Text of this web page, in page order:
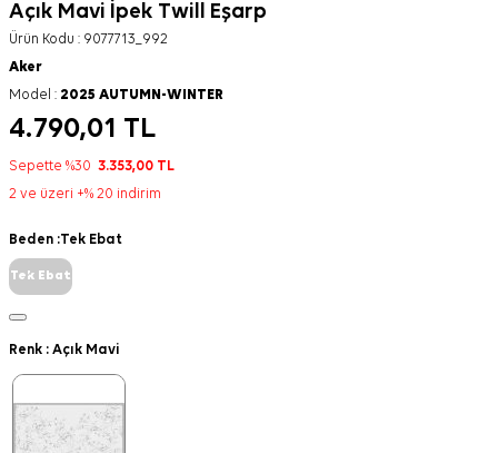
Açık Mavi İpek Twill Eşarp
Ürün Kodu : 9077713_992
Aker
Model : 2025 AUTUMN-WINTER
4.790,01 TL
Sepette %30 3.353,00 TL
2 ve üzeri +% 20 indirim
Beden :Tek Ebat
Tek Ebat
Renk : Açık Mavi